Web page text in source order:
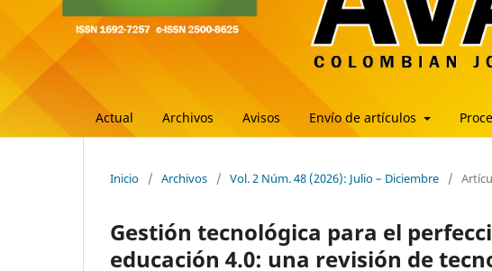
Actual Archivos Avisos Envío de artículos
Inicio / Archivos / Vol. 2 Núm. 48 (2026): Julio – Diciembre /
Gestión tecnológica para el
educación 4.0: una revisión de